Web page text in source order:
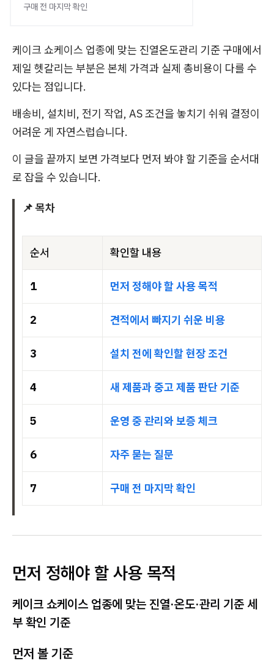
구매 전 마지막 확인
케이크 쇼케이스 업종에 맞는 진열온도관리 기준 구매에서
제일 헷갈리는 부분은 본체 가격과 실제 총비용이 다를 수
있다는 점입니다.
배송비, 설치비, 전기 작업, AS 조건을 놓치기 쉬워 결정이
어려운 게 자연스럽습니다.
이 글을 끝까지 보면 가격보다 먼저 봐야 할 기준을 순서대
로 잡을 수 있습니다.
📌 목차
순서 확인할 내용
1 먼저 정해야 할 사용 목적
2 견적에서 빠지기 쉬운 비용
3 설치 전에 확인할 현장 조건
4 새 제품과 중고 제품 판단 기준
5 운영 중 관리와 보증 체크
6 자주 묻는 질문
7 구매 전 마지막 확인
먼저 정해야 할 사용 목적
케이크 쇼케이스 업종에 맞는 진열·온도·관리 기준 세
부 확인 기준
먼저 볼 기준